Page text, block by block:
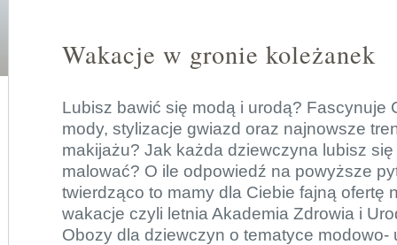
Wakacje w gronie koleżanek
Lubisz bawić się modą i urodą? Fascynuje
mody, stylizacje gwiazd oraz najnowsze
makijażu? Jak każda dziewczyna lubisz
malować? O ile odpowiedź na powyższe
twierdząco to mamy dla Ciebie fajną ofertę
wakacje czyli letnia Akademia Zdrowia i
Obozy dla dziewczyn o tematyce modowo-